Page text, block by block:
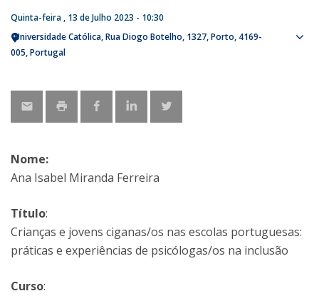
Quinta-feira , 13 de Julho 2023 - 10:30
Universidade Católica Rua Diogo Botelho, 1327 Porto 4169-
005 Portugal
Nome:
Ana Isabel Miranda Ferreira
Título:
Crianças e jovens ciganas/os nas escolas portuguesas:
práticas e experiências de psicólogas/os na inclusão
Curso: